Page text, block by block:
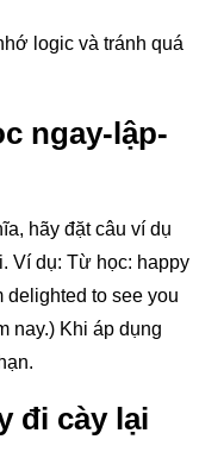
logic và tránh quá
ngay-lập-
hãy đặt câu ví dụ
Ví dụ: Từ học: happy
delighted to see you
nay.) Khi áp dụng
đi cày lại